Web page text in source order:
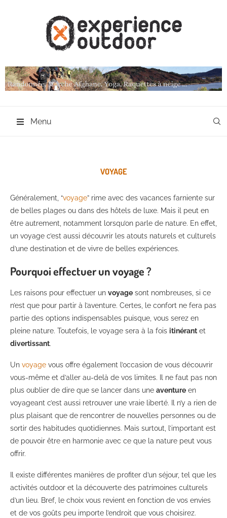
Menu
VOYAGE
Généralement, “voyage” rime avec des vacances farniente sur
de belles plages ou dans des hôtels de luxe. Mais il peut en
être autrement, notamment lorsqu’on parle de nature. En effet,
un voyage c’est aussi découvrir les atouts naturels et culturels
d’une destination et de vivre de belles expériences.
Pourquoi effectuer un voyage ?
Les raisons pour effectuer un voyage sont nombreuses, si ce
n’est que pour partir à l’aventure. Certes, le confort ne fera pas
partie des options indispensables puisque, vous serez en
pleine nature. Toutefois, le voyage sera à la fois itinérant et
divertissant.
Un voyage vous offre également l’occasion de vous découvrir
vous-même et d’aller au-delà de vos limites. Il ne faut pas non
plus oublier de dire que se lancer dans une aventure en
voyageant c’est aussi retrouver une vraie liberté. Il n’y a rien de
plus plaisant que de rencontrer de nouvelles personnes ou de
sortir des habitudes quotidiennes. Mais surtout, l’important est
de pouvoir être en harmonie avec ce que la nature peut vous
offrir.
Il existe différentes manières de profiter d’un séjour, tel que les
activités outdoor et la découverte des patrimoines culturels
d’un lieu. Bref, le choix vous revient en fonction de vos envies
et de vos goûts peu importe l’endroit que vous choisirez.